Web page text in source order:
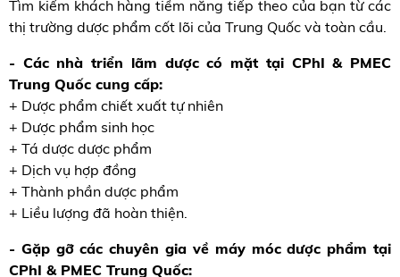
Tìm kiếm khách hàng tiềm năng tiếp theo của bạn từ các
thị trường dược phẩm cốt lõi của Trung Quốc và toàn cầu.
- Các nhà triển lãm dược có mặt tại CPhI & PMEC
Trung Quốc cung cấp:
+ Dược phẩm chiết xuất tự nhiên
+ Dược phẩm sinh học
+ Tá dược dược phẩm
+ Dịch vụ hợp đồng
+ Thành phần dược phẩm
+ Liều lượng đã hoàn thiện.
- Gặp gỡ các chuyên gia về máy móc dược phẩm tại
CPhI & PMEC Trung Quốc: